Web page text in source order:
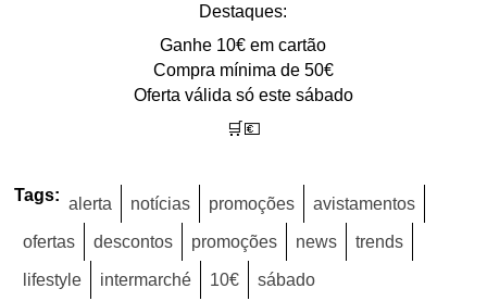
Destaques:
Ganhe 10€ em cartão
Compra mínima de 50€
Oferta válida só este sábado
🛒💶
Tags: alerta notícias promoções avistamentos
ofertas descontos promoções news trends
lifestyle intermarché 10€ sábado